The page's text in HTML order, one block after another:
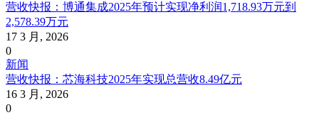
营收快报：博通集成2025年预计实现净利润1,718.93万元到
2,578.39万元
17 3 月, 2026
0
新闻
营收快报：芯海科技2025年实现总营收8.49亿元
16 3 月, 2026
0